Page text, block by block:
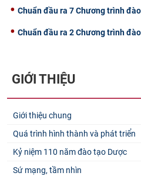
Chuẩn đầu ra 7 Chương trình
Chuẩn đầu ra 2 Chương trình
GIỚI THIỆU
Giới thiệu chung
Quá trình hình thành và phát triển
Kỷ niệm 110 năm đào tạo Dược
Sứ mạng, tầm nhìn